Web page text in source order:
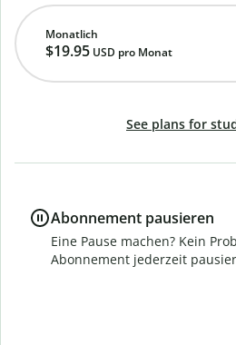
Monatlich
$19.95 USD pro Monat
See plans for
Abonnement pausieren
Eine Pause machen? Kein
Abonnement jederzeit